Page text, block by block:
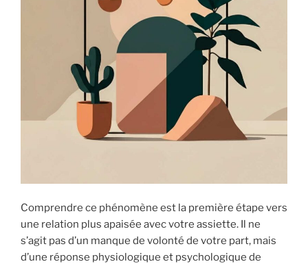
Comprendre ce phénomène est la première étape vers
une relation plus apaisée avec votre assiette. Il ne
s’agit pas d’un manque de volonté de votre part, mais
d’une réponse physiologique et psychologique de